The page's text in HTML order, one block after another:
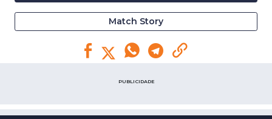
Match Story
PUBLICIDADE